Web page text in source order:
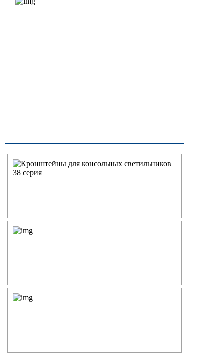
прямостоечные круглоконические
НФ Трубчатая опора освещения
Силовые опоры освещения
СФ Опоры освещения силовые